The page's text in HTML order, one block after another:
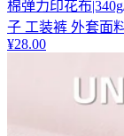
棉弹力印花布
子 工装裤 外套面
¥28.00